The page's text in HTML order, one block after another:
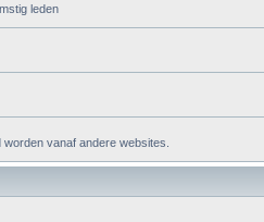
leden
vanaf andere websites.